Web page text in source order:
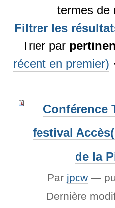
termes de
Filtrer les
Trier par
récent en premier) ·
Conférence
festival
de la
Par jpcw —
Dernière